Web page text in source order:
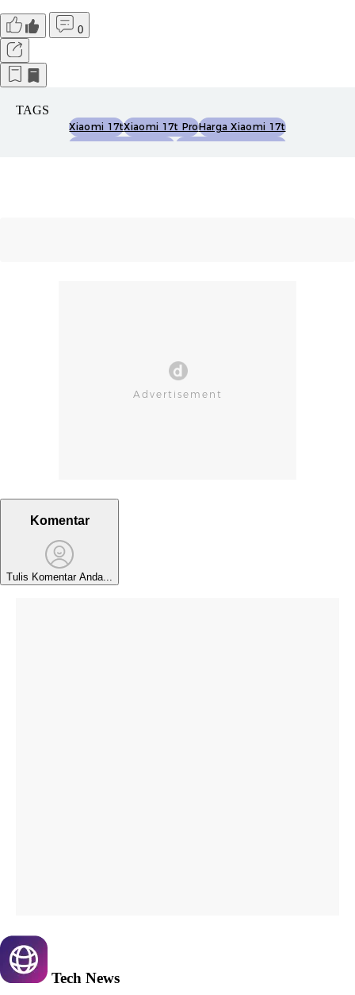
0
TAGS
Xiaomi 17tXiaomi 17t ProHarga Xiaomi 17t
Komentar
Tulis Komentar Anda...
Tech News